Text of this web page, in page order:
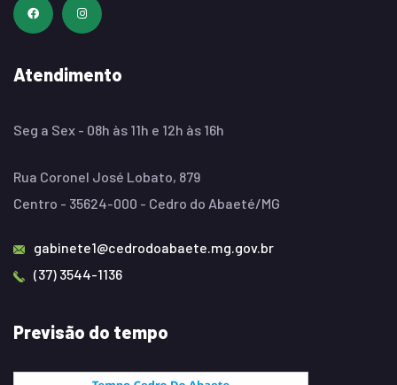
Atendimento
Seg a Sex - 08h às 11h e 12h às 16h
Rua Coronel José Lobato, 879
Centro - 35624-000 - Cedro do Abaeté/MG
gabinete1@cedrodoabaete.mg.gov.br
(37) 3544-1136
Previsão do tempo